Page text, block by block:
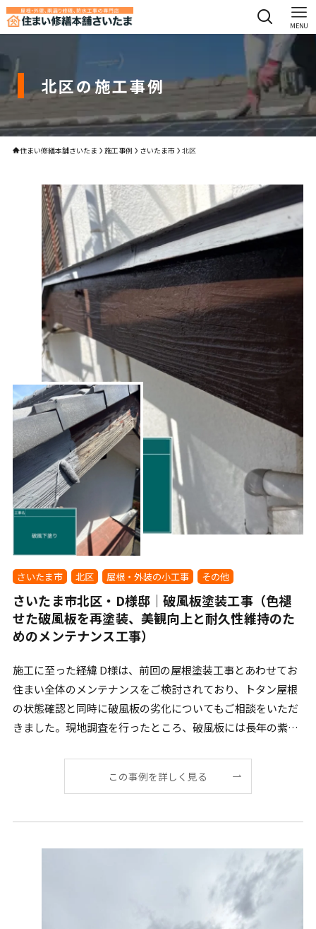
MENU
北区の施工事例
住まい修繕本舗さいたま 施工事例 さいたま市 北区
さいたま市 北区 屋根・外装の小工事 その他
さいたま市北区・D様邸｜破風板塗装工事（色褪
せた破風板を再塗装、美観向上と耐久性維持のた
めのメンテナンス工事）
施工に至った経緯 D様は、前回の屋根塗装工事とあわせてお
住まい全体のメンテナンスをご検討されており、トタン屋根
の状態確認と同時に破風板の劣化についてもご相談をいただ
きました。現地調査を行ったところ、破風板には長年の紫外
この事例を詳しく見る